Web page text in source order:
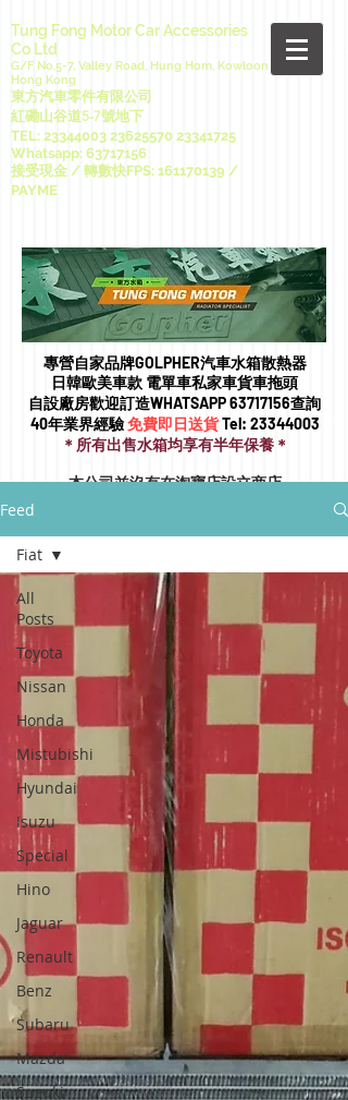
Tung Fong Motor Car Accessories
Co Ltd
G/F No.5-7, Valley Road, Hung Hom, Kowloon
Hong Kong
東方汽車零件有限公司
紅磡山谷道5-7號地下
TEL: 23344003 23625570 23341725
Whatsapp: 63717156
接受現金 / 轉數快FPS: 161170139 /
PAYME
專營自家品牌GOLPHER汽車水箱散熱器
日韓歐美車款 電單車私家車貨車拖頭​
自設廠房歡迎訂造WHATSAPP63717156查詢
40年業界經驗免費即日送貨Tel: 23344003
＊所有出售水箱均享有半年保養＊
本公司並沒有在淘寶店設立商店
Feed
All
Posts
Toyota
Nissan
Honda
Mistubishi
Hyundai
Isuzu
Special
Hino
Jaguar
Renault
Benz
Subaru
Mazda
Suzuki
Fiat